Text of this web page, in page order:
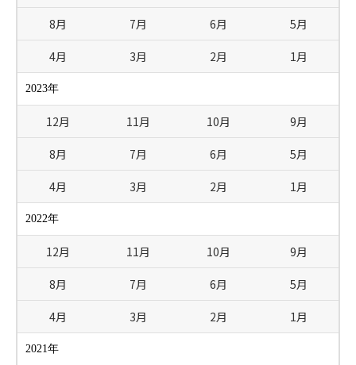
8月 7月 6月 5月
4月 3月 2月 1月
2023年
12月 11月 10月 9月
8月 7月 6月 5月
4月 3月 2月 1月
2022年
12月 11月 10月 9月
8月 7月 6月 5月
4月 3月 2月 1月
2021年